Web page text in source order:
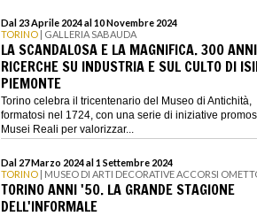
Dal 23 Aprile 2024 al 10 Novembre 2024
TORINO | GALLERIA SABAUDA
LA SCANDALOSA E LA MAGNIFICA. 300
RICERCHE SU INDUSTRIA E SUL CULTO DI
PIEMONTE
Torino celebra il tricentenario del Museo di Antichità,
formatosi nel 1724, con una serie di iniziative
Musei Reali per valorizzar...
Dal 27 Marzo 2024 al 1 Settembre 2024
TORINO | MUSEO DI ARTI DECORATIVE ACCORSI
TORINO ANNI '50. LA GRANDE STAGIONE
DELL'INFORMALE